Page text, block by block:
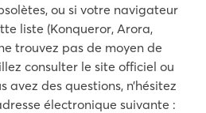
ou si votre navigateur
liste (Konqueror, Arora,
trouvez pas de moyen de
consulter le site officiel ou
avez des questions, n’hésitez
électronique suivante :